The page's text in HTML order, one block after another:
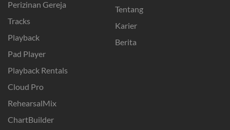
Perizinan Gereja
Tracks
Playback
Pad Player
Playback Rentals
Cloud Pro
RehearsalMix
ChartBuilder
Tentang
Karier
Berita